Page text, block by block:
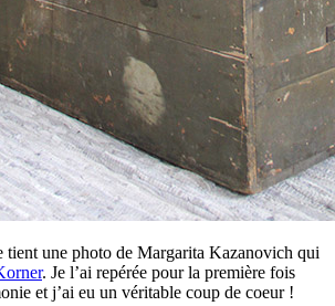
tient une photo de Margarita Kazanovich qui
. Je l’ai repérée pour la première fois
et j’ai eu un véritable coup de coeur !